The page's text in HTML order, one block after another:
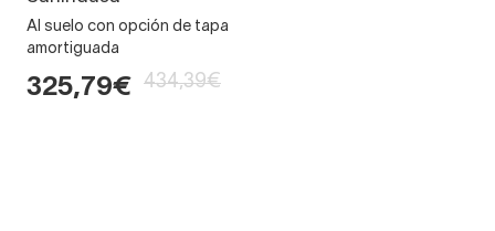
Al suelo con opción de tapa
amortiguada
325,79€ 434,39€